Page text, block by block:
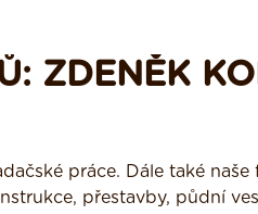
ZDENĚK
práce. Dále také
přestavby, půdní